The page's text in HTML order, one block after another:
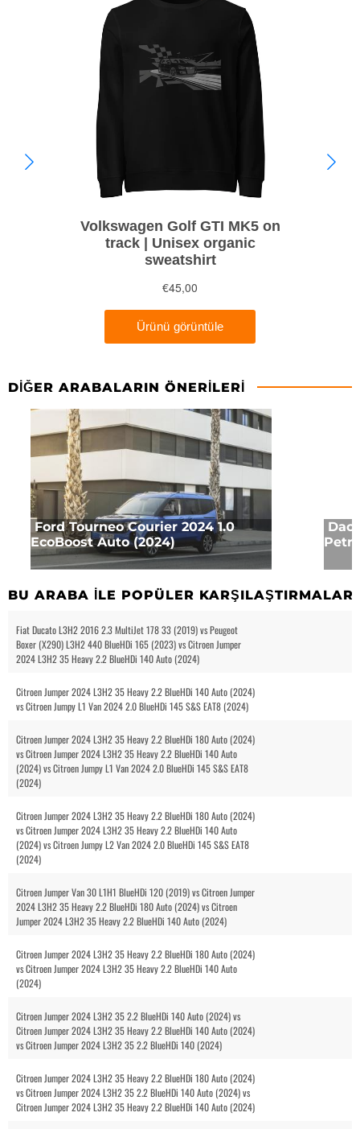
DIĞER ARABALARIN ÖNERILERI
Ford Tourneo Courier 2024 1.0
EcoBoost Auto (2024)
BU ARABA ILE POPÜLER KARŞILAŞTIRMALAR
Fiat Ducato L3H2 2016 2.3 MultiJet 178 33 (2019) vs Peugeot
Boxer (X290) L3H2 440 BlueHDi 165 (2023) vs Citroen Jumper
2024 L3H2 35 Heavy 2.2 BlueHDi 140 Auto (2024)
Citroen Jumper 2024 L3H2 35 Heavy 2.2 BlueHDi 140 Auto (2024)
vs Citroen Jumpy L1 Van 2024 2.0 BlueHDi 145 S&S EAT8 (2024)
Citroen Jumper 2024 L3H2 35 Heavy 2.2 BlueHDi 180 Auto (2024)
vs Citroen Jumper 2024 L3H2 35 Heavy 2.2 BlueHDi 140 Auto
(2024) vs Citroen Jumpy L1 Van 2024 2.0 BlueHDi 145 S&S EAT8
(2024)
Citroen Jumper 2024 L3H2 35 Heavy 2.2 BlueHDi 180 Auto (2024)
vs Citroen Jumper 2024 L3H2 35 Heavy 2.2 BlueHDi 140 Auto
(2024) vs Citroen Jumpy L2 Van 2024 2.0 BlueHDi 145 S&S EAT8
(2024)
Citroen Jumper Van 30 L1H1 BlueHDi 120 (2019) vs Citroen Jumper
2024 L3H2 35 Heavy 2.2 BlueHDi 180 Auto (2024) vs Citroen
Jumper 2024 L3H2 35 Heavy 2.2 BlueHDi 140 Auto (2024)
Citroen Jumper 2024 L3H2 35 Heavy 2.2 BlueHDi 180 Auto (2024)
vs Citroen Jumper 2024 L3H2 35 Heavy 2.2 BlueHDi 140 Auto
(2024)
Citroen Jumper 2024 L3H2 35 2.2 BlueHDi 140 Auto (2024) vs
Citroen Jumper 2024 L3H2 35 Heavy 2.2 BlueHDi 140 Auto (2024)
vs Citroen Jumper 2024 L3H2 35 2.2 BlueHDi 140 (2024)
Citroen Jumper 2024 L3H2 35 Heavy 2.2 BlueHDi 180 Auto (2024)
vs Citroen Jumper 2024 L3H2 35 2.2 BlueHDi 140 Auto (2024) vs
Citroen Jumper 2024 L3H2 35 Heavy 2.2 BlueHDi 140 Auto (2024)